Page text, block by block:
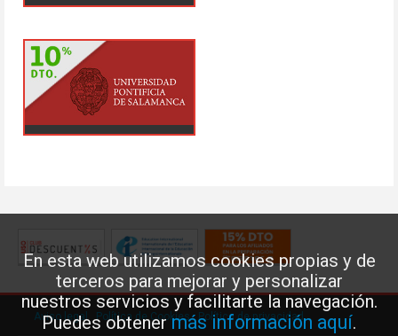
En esta web utilizamos cookies propias y de
terceros para mejorar y personalizar
nuestros servicios y facilitarte la navegación.
Puedes obtenermás información aquí.
Aviso legal·Política de Cookies·Política de privacidad